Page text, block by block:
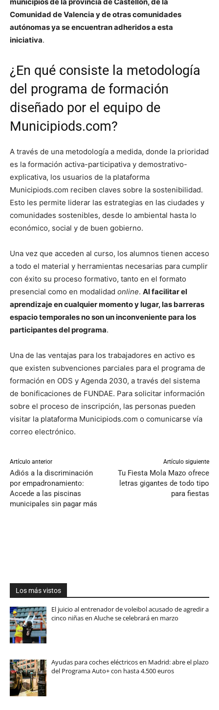
Comunidad de Valencia y de otras comunidades
autónomas ya se encuentran adheridos a esta
iniciativa.
¿En qué consiste la metodología
del programa de formación
diseñado por el equipo de
Municipiods.com?
A través de una metodología a medida, donde la prioridad
es la formación activa-participativa y demostrativo-
explicativa, los usuarios de la plataforma
Municipiods.com reciben claves sobre la sostenibilidad.
Esto les permite liderar las estrategias en las ciudades y
comunidades sostenibles, desde lo ambiental hasta lo
económico, social y de buen gobierno.
Una vez que acceden al curso, los alumnos tienen acceso
a todo el material y herramientas necesarias para cumplir
con éxito su proceso formativo, tanto en el formato
presencial como en modalidad online. Al facilitar el
aprendizaje en cualquier momento y lugar, las barreras
espacio temporales no son un inconveniente para los
participantes del programa.
Una de las ventajas para los trabajadores en activo es
que existen subvenciones parciales para el programa de
formación en ODS y Agenda 2030, a través del sistema
de bonificaciones de FUNDAE. Para solicitar información
sobre el proceso de inscripción, las personas pueden
visitar la plataforma Municipiods.com o comunicarse vía
correo electrónico.
Artículo anterior
Adiós a la discriminación
por empadronamiento:
Accede a las piscinas
municipales sin pagar más
Artículo siguiente
Tu Fiesta Mola Mazo ofrece
letras gigantes de todo tipo
para fiestas
Los más vistos
El juicio al entrenador de voleibol acusado de agredir a
cinco niñas en Aluche se celebrará en marzo
Ayudas para coches eléctricos en Madrid: abre el plazo
del Programa Auto+ con hasta 4.500 euros